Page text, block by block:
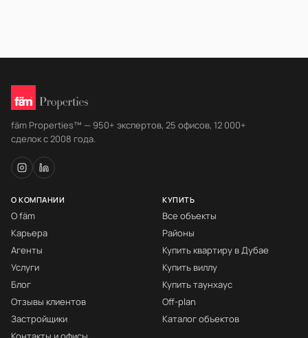
fäm Properties™ — 950+ экспертов, 25 офисов, 12 000+
сделок с 2008 года.
О КОМПАНИИ
О fäm
Карьера
Агенты
Услуги
Блог
Отзывы клиентов
Застройщики
КУПИТЬ
Все объекты
Районы
Купить квартиру в Дубае
Купить виллу
Купить таунхаус
Off-plan
Каталог объектов